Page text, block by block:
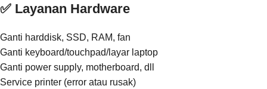
✅ Layanan Hardware
Ganti harddisk, SSD, RAM, fan
Ganti keyboard/touchpad/layar laptop
Ganti power supply, motherboard, dll
Service printer (error atau rusak)